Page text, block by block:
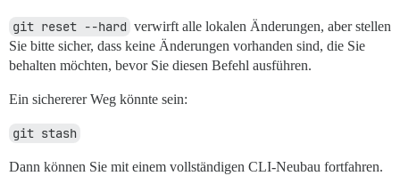
echo "Without sufficient swap space, your
diff --git a/image/base/Dockerfile b/image/base/
index 66de0df..3eab95a 100644
+++ b/image/base/Dockerfile
# VERSION:  release
ARG DEBIAN_RELEASE=bookworm
git reset --hard verwirft alle lokalen Änderungen, aber stellen
Sie bitte sicher, dass keine Änderungen vorhanden sind, die Sie
behalten möchten, bevor Sie diesen Befehl ausführen.
Ein sichererer Weg könnte sein:
git stash
Dann können Sie mit einem vollständigen CLI-Neubau fortfahren.